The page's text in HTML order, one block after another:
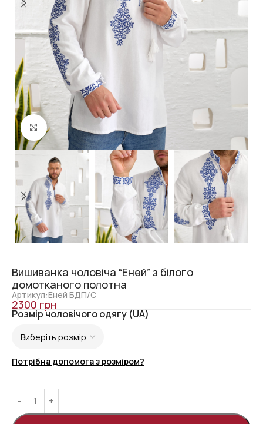
Click to enlarge
Вишиванка чоловіча “Еней” з білого
домотканого полотна
Артикул:Еней БДП/С
2300грн
Розмір чоловічого одягу (UA)
Потрібна допомога з розміром?